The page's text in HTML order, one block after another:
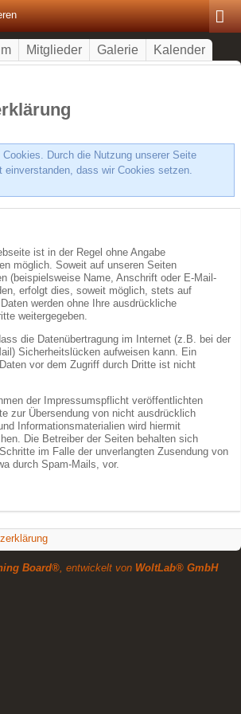
Mitglieder Galerie Kalender
Durch die Nutzung unserer Seite
einverstanden, dass wir Cookies setzen.
ist in der Regel ohne Angabe
möglich. Soweit auf unseren Seiten
(beispielsweise Name, Anschrift oder E-Mail-
erfolgt dies, soweit möglich, stets auf
werden ohne Ihre ausdrückliche
weitergegeben.
die Datenübertragung im Internet (z.B. bei der
Sicherheitslücken aufweisen kann. Ein
vor dem Zugriff durch Dritte ist nicht
der Impressumspflicht veröffentlichten
zur Übersendung von nicht ausdrücklich
Informationsmaterialien wird hiermit
Die Betreiber der Seiten behalten sich
im Falle der unverlangten Zusendung von
durch Spam-Mails, vor.
Board®, entwickelt von WoltLab® GmbH